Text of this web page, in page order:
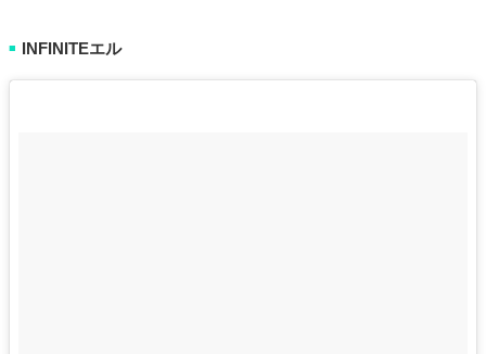
■ INFINITEエル